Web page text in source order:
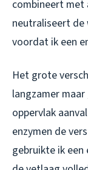
combineert met
neutraliseert de
voordat ik een
Het grote
langzamer
oppervlak
enzymen de
gebruikte ik